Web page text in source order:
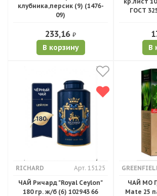
клубника,персик (9) (1476-
09)
233,16 ₽
В корзину
ГОСТ
В
RICHARD
Арт. 15125
ЧАЙ Ричард "Royal Ceylon"
180 гр. ж/б (6) 102943 66
ЧАЙ МО
Mate 25